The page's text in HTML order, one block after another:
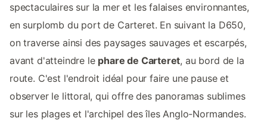
spectaculaires sur la mer et les falaises environnantes,
en surplomb du port de Carteret. En suivant la D650,
on traverse ainsi des paysages sauvages et escarpés,
avant d'atteindre le phare de Carteret, au bord de la
route. C'est l'endroit idéal pour faire une pause et
observer le littoral, qui offre des panoramas sublimes
sur les plages et l'archipel des îles Anglo-Normandes.